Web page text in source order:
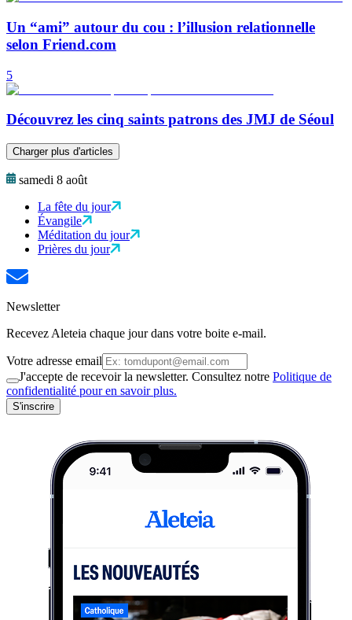
Un “ami” autour du cou : l’illusion relationnelle
selon Friend.com
5
Découvrez les cinq saints patrons des JMJ de Séoul
Charger plus d'articles
samedi 8 août
La fête du jour
Évangile
Méditation du jour
Prières du jour
Newsletter
Recevez Aleteia chaque jour dans votre boite e-mail.
Votre adresse email
J'accepte de recevoir la newsletter. Consultez notre Politique de
confidentialité pour en savoir plus.
S'inscrire